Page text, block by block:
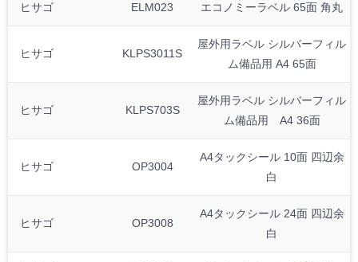
ヒサゴ ELM023 エコノミーラベル 65面 角丸
ヒサゴ KLPS3011S
屋外用ラベル シルバーフィル
ム備品用 A4 65面
ヒサゴ KLPS703S
屋外用ラベル シルバーフィル
ム備品用 A4 36面
ヒサゴ OP3004
A4タックシール 10面 四辺余
白
ヒサゴ OP3008
A4タックシール 24面 四辺余
白